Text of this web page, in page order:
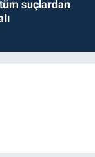
suçlardan